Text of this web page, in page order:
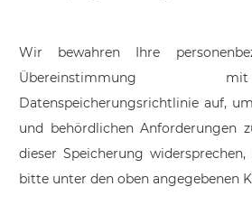
Wir bewahren Ihre
Übereinstimmung
Datenspeicherungsrichtlinie auf,
und behördlichen Anforderungen
dieser Speicherung
bitte unter den oben angegebenen